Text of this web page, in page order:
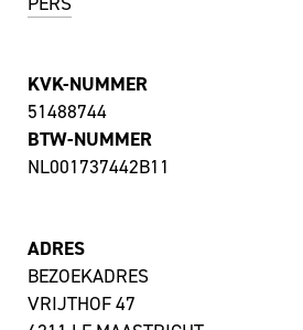
KVK-NUMMER
51488744
BTW-NUMMER
NL001737442B11
ADRES
BEZOEKADRES
VRIJTHOF 47